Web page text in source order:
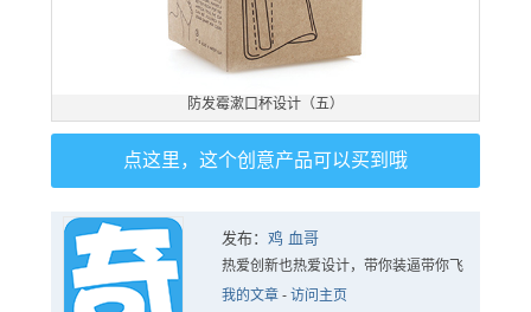
防发霉漱口杯设计（五）
点这里，这个创意产品可以买到哦
发布： 鸡 血哥
热爱创新也热爱设计，带你装逼带你飞
我的文章- 访问主页